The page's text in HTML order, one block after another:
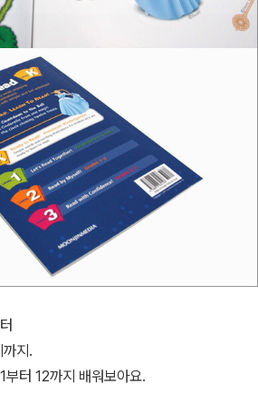
지.
부터 12까지 배워보아요.